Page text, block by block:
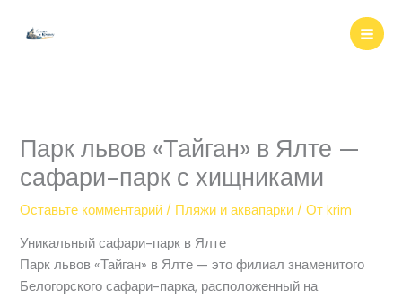
Парк львов «Тайган» в Ялте —
сафари-парк с хищниками
Оставьте комментарий / Пляжи и аквапарки / Отkrim
Уникальный сафари-парк в Ялте
Парк львов «Тайган» в Ялте — это филиал знаменитого
Белогорского сафари-парка, расположенный на